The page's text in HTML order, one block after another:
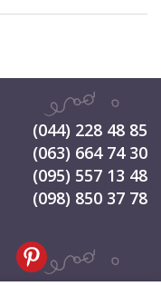
(044) 228 48 85
(063) 664 74 30
(095) 557 13 48
(098) 850 37 78